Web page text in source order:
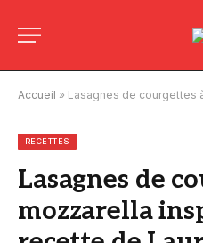
Accueil » Lasagnes de courgettes à la
RECETTES
Lasagnes de
mozzarella